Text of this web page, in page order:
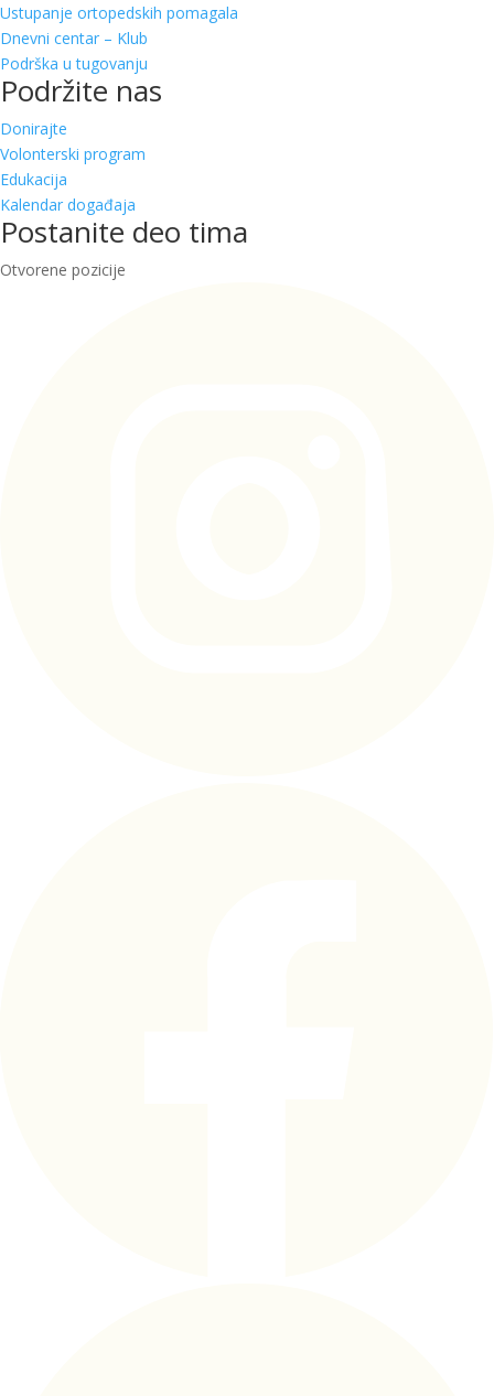
Ustupanje ortopedskih pomagala
Dnevni centar – Klub
Podrška u tugovanju
Podržite nas
Donirajte
Volonterski program
Edukacija
Kalendar događaja
Postanite deo tima
Otvorene pozicije